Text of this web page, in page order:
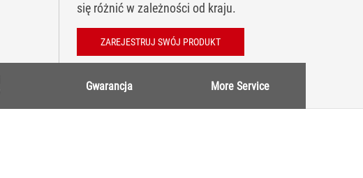
się różnić w zależności od kraju.
ZAREJESTRUJ SWÓJ PRODUKT
Gwarancja More Service